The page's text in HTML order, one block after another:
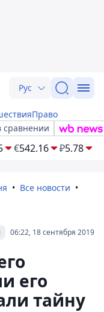
Рус
Право
сравнении
€542.16 ₽5.78
Все новости
06:22, 18 сентября 2019
его
тайну